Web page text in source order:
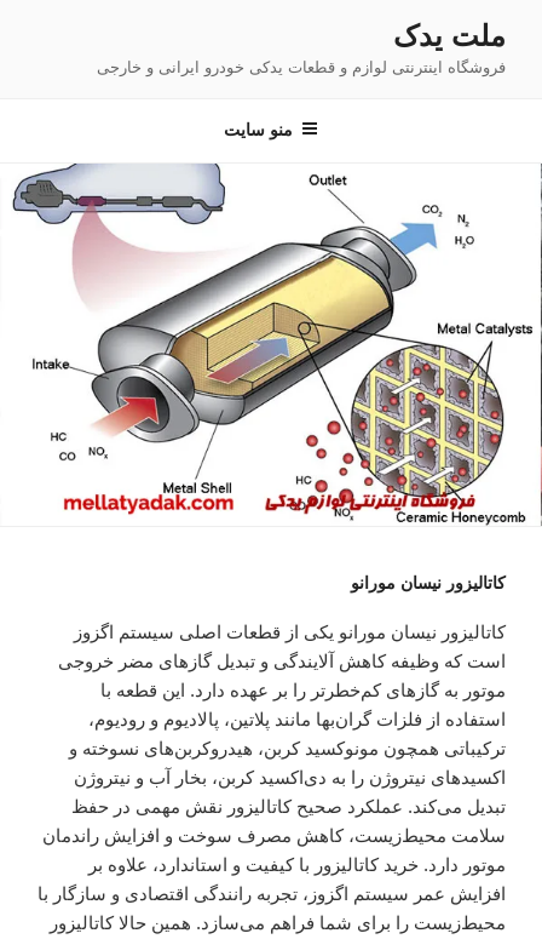
محتوا
ملت یدک
فروشگاه اینترنتی لوازم و قطعات یدکی خودرو ایرانی و خارجی
منو سایت
کاتالیزور نیسان مورانو
کاتالیزور نیسان مورانو یکی از قطعات اصلی سیستم اگزوز
است که وظیفه کاهش آلایندگی و تبدیل گازهای مضر خروجی
موتور به گازهای کم‌خطرتر را بر عهده دارد. این قطعه با
استفاده از فلزات گران‌بها مانند پلاتین، پالادیوم و رودیوم،
ترکیباتی همچون مونوکسید کربن، هیدروکربن‌های نسوخته و
اکسیدهای نیتروژن را به دی‌اکسید کربن، بخار آب و نیتروژن
تبدیل می‌کند. عملکرد صحیح کاتالیزور نقش مهمی در حفظ
سلامت محیط‌زیست، کاهش مصرف سوخت و افزایش راندمان
موتور دارد. خرید کاتالیزور با کیفیت و استاندارد، علاوه بر
افزایش عمر سیستم اگزوز، تجربه رانندگی اقتصادی و سازگار با
محیط‌زیست را برای شما فراهم می‌سازد. همین حالا کاتالیزور